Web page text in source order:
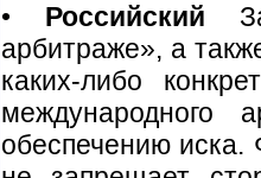
• Российский
арбитраже», а
каких-либо
международного
обеспечению иска.